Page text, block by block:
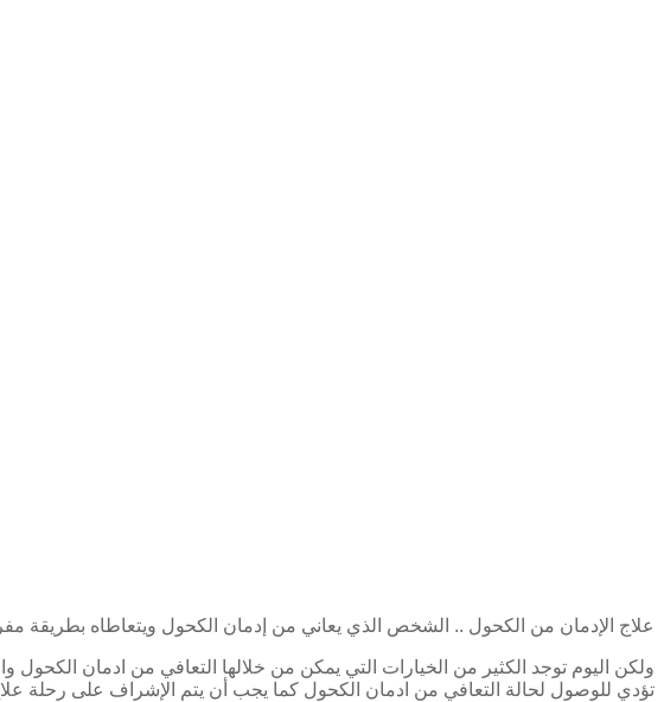
علاج الإدمان من الكحول .. الشخص الذي يعاني من إدمان الكحول ويتعاطاه بطريقة
ولكن اليوم توجد الكثير من الخيارات التي يمكن من خلالها التعافي من ادمان الكحول
تؤدي للوصول لحالة التعافي من ادمان الكحول كما يجب أن يتم الإشراف على رحلة